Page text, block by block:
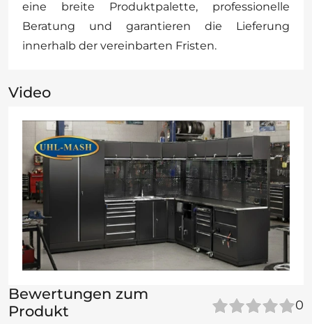
eine breite Produktpalette, professionelle
Beratung und garantieren die Lieferung
innerhalb der vereinbarten Fristen.
Video
Bewertungen zum
Produkt
0